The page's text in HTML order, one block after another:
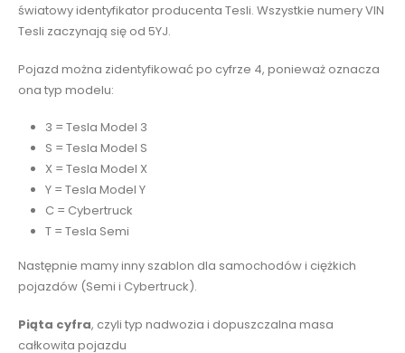
światowy identyfikator producenta Tesli. Wszystkie numery VIN
Tesli zaczynają się od 5YJ.
Pojazd można zidentyfikować po cyfrze 4, ponieważ oznacza
ona typ modelu:
3 = Tesla Model 3
S = Tesla Model S
X = Tesla Model X
Y = Tesla Model Y
C = Cybertruck
T = Tesla Semi
Następnie mamy inny szablon dla samochodów i ciężkich
pojazdów (Semi i Cybertruck).
Piąta cyfra, czyli typ nadwozia i dopuszczalna masa
całkowita pojazdu